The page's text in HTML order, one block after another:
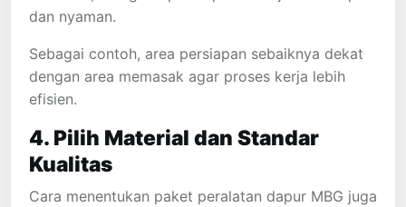
dan nyaman.
Sebagai contoh, area persiapan sebaiknya dekat
dengan area memasak agar proses kerja lebih
efisien.
4. Pilih Material dan Standar
Kualitas
Cara menentukan paket peralatan dapur MBG juga